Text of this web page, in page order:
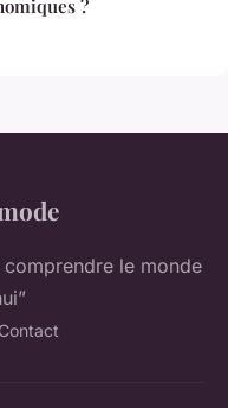
?
le monde
Contact